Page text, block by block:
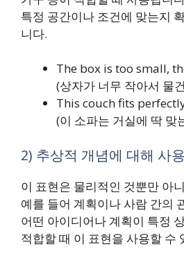
특정 공간이나 조건에 맞는지
니다.
The box is too small,
(상자가 너무 작아서 물
This couch fits
(이 소파는 거실에 딱 맞
2) 추상적 개념에 대해 사
이 표현은 물리적인 것뿐만 아
예를 들어 계획이나 사람 간의
어떤 아이디어나 계획이 특정
적합할 때 이 표현을 사용할 수